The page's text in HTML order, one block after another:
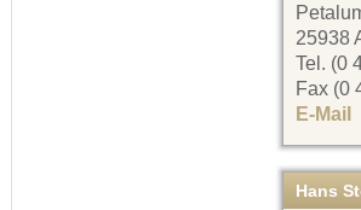
25938
Tel. (0
Fax (0
E-Mail
Hans